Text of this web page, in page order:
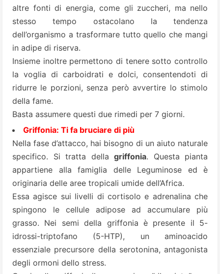
altre fonti di energia, come gli zuccheri, ma nello
stesso tempo ostacolano la tendenza
dell’organismo a trasformare tutto quello che mangi
in adipe di riserva.
Insieme inoltre permettono di tenere sotto controllo
la voglia di carboidrati e dolci, consentendoti di
ridurre le porzioni, senza però avvertire lo stimolo
della fame.
Basta assumere questi due rimedi per 7 giorni.
Griffonia: Ti fa bruciare di più
Nella fase d’attacco, hai bisogno di un aiuto naturale
specifico. Si tratta della griffonia. Questa pianta
appartiene alla famiglia delle Leguminose ed è
originaria delle aree tropicali umide dell’Africa.
Essa agisce sui livelli di cortisolo e adrenalina che
spingono le cellule adipose ad accumulare più
grasso. Nei semi della griffonia è presente il 5-
idrossi-triptofano (5-HTP), un aminoacido
essenziale precursore della serotonina, antagonista
degli ormoni dello stress.